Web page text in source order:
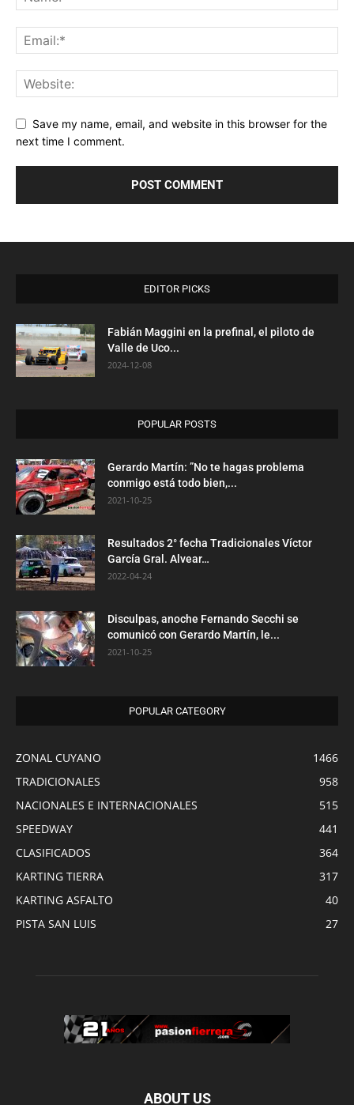
Save my name, email, and website in this browser for the
next time I comment.
EDITOR PICKS
Fabián Maggini en la prefinal, el piloto de
Valle de Uco...
2024-12-08
POPULAR POSTS
Gerardo Martín: ”No te hagas problema
conmigo está todo bien,...
2021-10-25
Resultados 2° fecha Tradicionales Víctor
García Gral. Alvear…
2022-04-24
Disculpas, anoche Fernando Secchi se
comunicó con Gerardo Martín, le...
2021-10-25
POPULAR CATEGORY
ZONAL CUYANO
1466
TRADICIONALES
958
NACIONALES E INTERNACIONALES
515
SPEEDWAY
441
CLASIFICADOS
364
KARTING TIERRA
317
KARTING ASFALTO
40
PISTA SAN LUIS
27
ABOUT US